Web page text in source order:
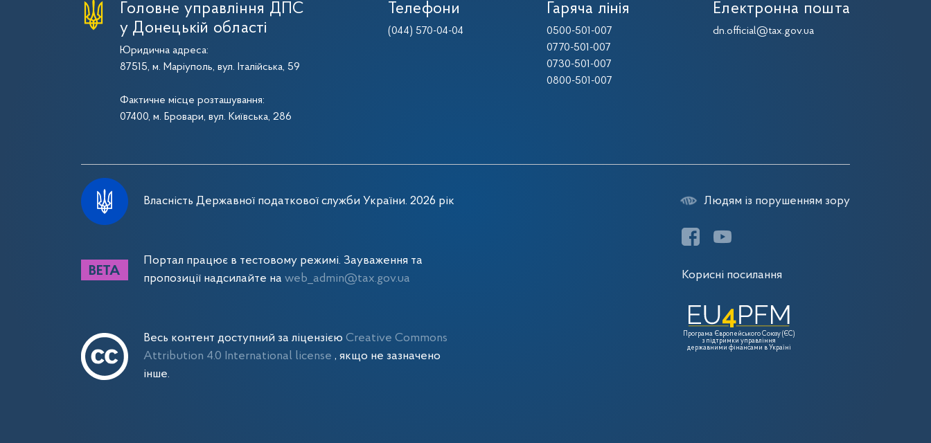
Головне управління ДПС
у Донецькій області
Юридична адреса:
87515, м. Маріуполь, вул. Італійська, 59
Фактичне місце розташування:
07400, м. Бровари, вул. Київська, 286
Телефони
(044) 570-04-04
Гаряча лінія
0500-501-007
0770-501-007
0730-501-007
0800-501-007
Електронна пошта
dn.official@tax.gov.ua
Власність Державної податкової служби України. 2026 рік
Портал працює в тестовому режимі. Зауваження та
пропозиції надсилайте на web_admin@tax.gov.ua
Весь контент доступний за ліцензією Creative Commons
Attribution 4.0 International license , якщо не зазначено
інше.
Людям із порушенням зору
Корисні посилання
Програма Європейського Союзу (ЄС)
з підтримки управління
державними фінансами в Україні